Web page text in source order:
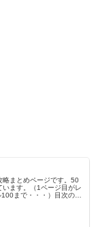
略まとめページです。50
います。（1ページ目がレ
まで・・・）目次のリ